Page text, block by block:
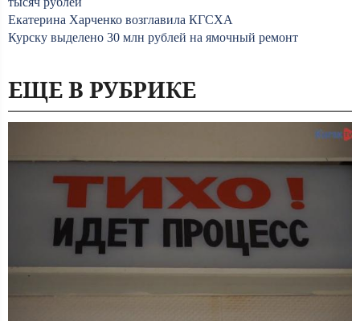
Екатерина Харченко возглавила КГСХА
Курску выделено 30 млн рублей на ямочный ремонт
ЕЩЕ В РУБРИКЕ